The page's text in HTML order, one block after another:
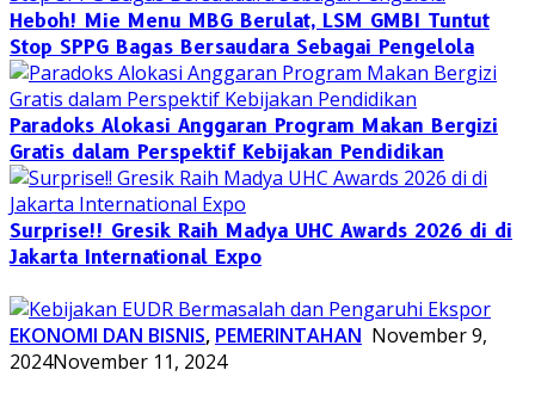
Heboh! Mie Menu MBG Berulat, LSM GMBI Tuntut
Stop SPPG Bagas Bersaudara Sebagai Pengelola
Paradoks Alokasi Anggaran Program Makan Bergizi
Gratis dalam Perspektif Kebijakan Pendidikan
Surprise!! Gresik Raih Madya UHC Awards 2026 di di
Jakarta International Expo
EKONOMI DAN BISNIS, PEMERINTAHAN November 9,
2024November 11, 2024